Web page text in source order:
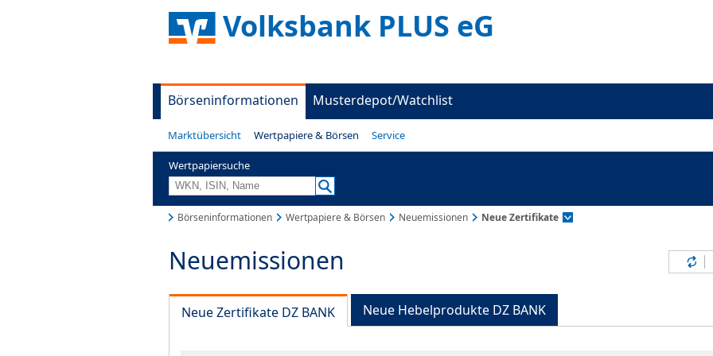
Volksbank PLUS eG
Börseninformationen Musterdepot/Watchlist
Marktübersicht Wertpapiere & Börsen Service
Wertpapiersuche
Börseninformationen Wertpapiere & Börsen Neuemissionen Neue Zertifikate
Neuemissionen
Neue Zertifikate DZ BANK Neue Hebelprodukte DZ BANK